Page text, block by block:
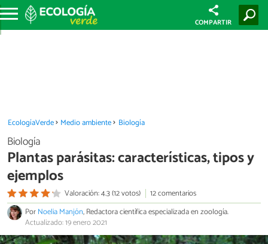
COMPARTIR
EcologíaVerde Medio ambiente Biología
Biología
Plantas parásitas: características, tipos y
ejemplos
Valoración: 4.3 (12 votos)
12 comentarios
PorNoelia Manjón, Redactora científica especializada en zoología.
Actualizado: 19 enero 2021